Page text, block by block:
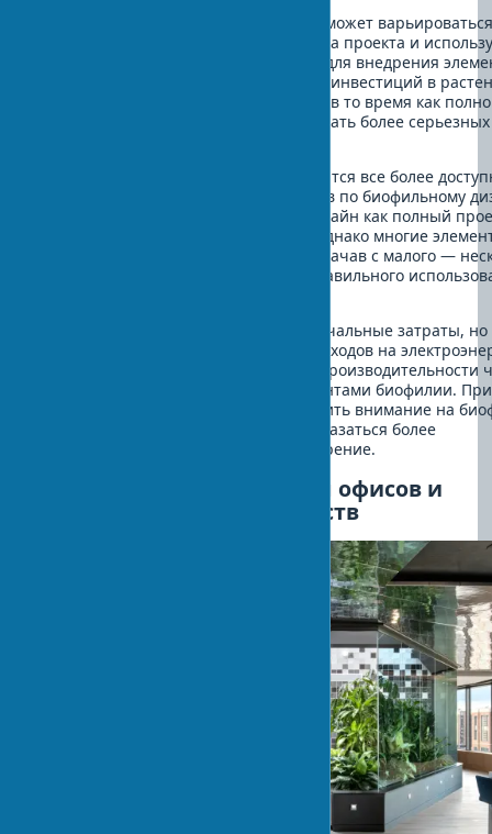
Разработка биофильного интерьера может
стоимости в зависимости от масштаба проекта и
материалов. Минимальный бюджет для внедрения
биофилии начинается от небольших инвестиций в
природные материалы в интерьере, в то время как
биофильный ремонт может потребовать более серьезных
Услуги биофильного дизайна становятся все более
поскольку растет число специалистов по биофильному
Вы можете заказать биофильный дизайн как полный
выбрать отдельные консультации. Однако многие
можно внедрить и самостоятельно, начав с малого —
растений, натуральных текстур и правильного
Важно учитывать не только первоначальные затраты,
долгосрочные выгоды: снижение расходов на
улучшение здоровья и повышение производительности
компенсируют цену проекта с элементами биофилии. При
планировании бюджета стоит обратить внимание на
решения под ключ, которые могут оказаться более
экономичными, чем поэтапное внедрение.
Биофильный дизайн для офисов и
коммерческих пространств